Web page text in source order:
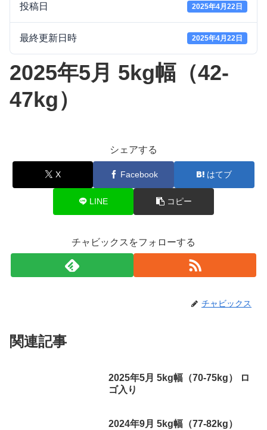
投稿日 2025年4月22日
最終更新日時 2025年4月22日
2025年5月 5kg幅（42-
47kg）
シェアする
X Facebook はてブ
LINE コピー
チャビックスをフォローする
チャビックス
関連記事
2025年5月 5kg幅（70-75kg） ロ
ゴ入り
2024年9月 5kg幅（77-82kg）